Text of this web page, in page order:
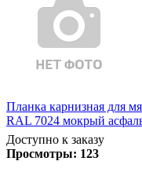
Планка карнизная для
RAL 7024 мокрый
Доступно к заказу
Просмотры: 123